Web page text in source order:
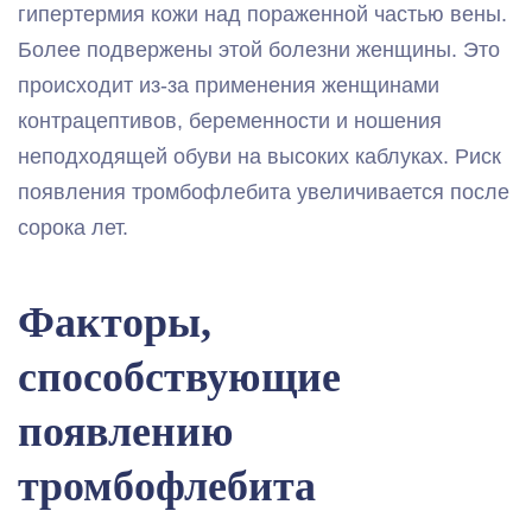
гипертермия кожи над пораженной частью вены.
Более подвержены этой болезни женщины. Это
происходит из-за применения женщинами
контрацептивов, беременности и ношения
неподходящей обуви на высоких каблуках. Риск
появления тромбофлебита увеличивается после
сорока лет.
Факторы,
способствующие
появлению
тромбофлебита